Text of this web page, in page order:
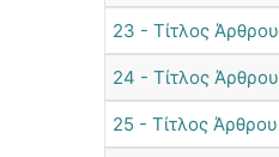
23 - Τίτλος Άρθρου
24 - Τίτλος Άρθρου
25 - Τίτλος Άρθρου